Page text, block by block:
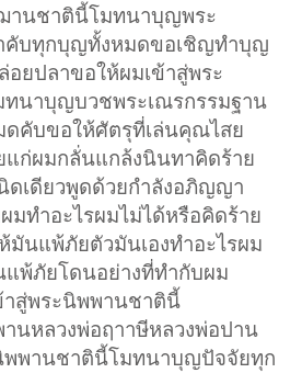
านชาตินี้โมทนาบุญพระ
คับทุกบุญทั้งหมดขอเชิญทำบุญ
ยปลาขอให้ผมเข้าสู่พระ
นาบุญบวชพระเณรกรรมฐาน
คับขอให้ศัตรุที่เล่นคุณไสย
แก่ผมกลั่นแกล้งนินทาคิดร้าย
ดเดียวพูดด้วยกำลังอภิญญา
มทำอะไรผมไม่ได้หรือคิดร้าย
นแพ้ภัยตัวมันเองทำอะไรผม
แพ้ภัยโดนอย่างที่ทำกับผม
าสู่พระนิพพานชาตินี้
นหลวงพ่อฤาาษีหลวงพ่อปาน
พพานชาตินี้โมทนาบุญปัจจัยทุก